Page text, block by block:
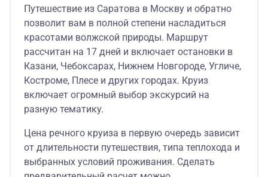
Путешествие из Саратова в Москву и обратно
позволит вам в полной степени насладиться
красотами волжской природы. Маршрут
рассчитан на 17 дней и включает остановки в
Казани, Чебоксарах, Нижнем Новгороде, Угличе,
Костроме, Плесе и других городах. Круиз
включает огромный выбор экскурсий на
разную тематику.
Цена речного круиза в первую очередь зависит
от длительности путешествия, типа теплохода и
выбранных условий проживания. Сделать